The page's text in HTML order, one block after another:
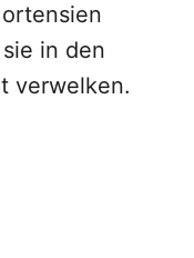
in den
verwelken.